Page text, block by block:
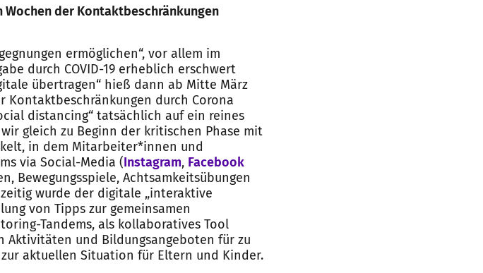
der Kontaktbeschränkungen
ermöglichen“, vor allem im
durch COVID-19 erheblich erschwert
übertragen“ hieß dann ab Mitte März
Kontaktbeschränkungen durch Corona
distancing“ tatsächlich auf ein reines
gleich zu Beginn der kritischen Phase mit
in dem Mitarbeiter*innen und
via Social-Media (Instagram, Facebook
Bewegungsspiele, Achtsamkeitsübungen
wurde der digitale „interaktive
von Tipps zur gemeinsamen
Tandems, als kollaboratives Tool
Aktivitäten und Bildungsangeboten für zu
aktuellen Situation für Eltern und Kinder.